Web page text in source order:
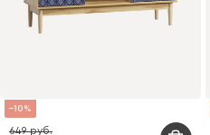
10
649